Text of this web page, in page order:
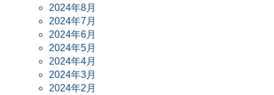
2024年8月
2024年7月
2024年6月
2024年5月
2024年4月
2024年3月
2024年2月